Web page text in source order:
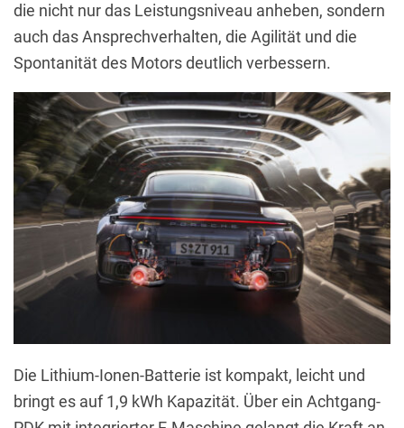
die nicht nur das Leistungsniveau anheben, sondern
auch das Ansprechverhalten, die Agilität und die
Spontanität des Motors deutlich verbessern.
Die Lithium-Ionen-Batterie ist kompakt, leicht und
bringt es auf 1,9 kWh Kapazität. Über ein Achtgang-